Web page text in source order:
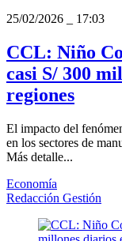
25/02/2026
17:03
CCL: Niño
casi S/ 300
regiones
El impacto del
en los sectores de
Más detalle...
Economía
Redacción Gestión